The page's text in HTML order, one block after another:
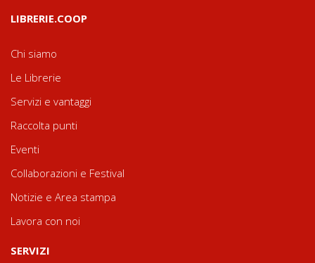
LIBRERIE.COOP
Chi siamo
Le Librerie
Servizi e vantaggi
Raccolta punti
Eventi
Collaborazioni e Festival
Notizie e Area stampa
Lavora con noi
SERVIZI